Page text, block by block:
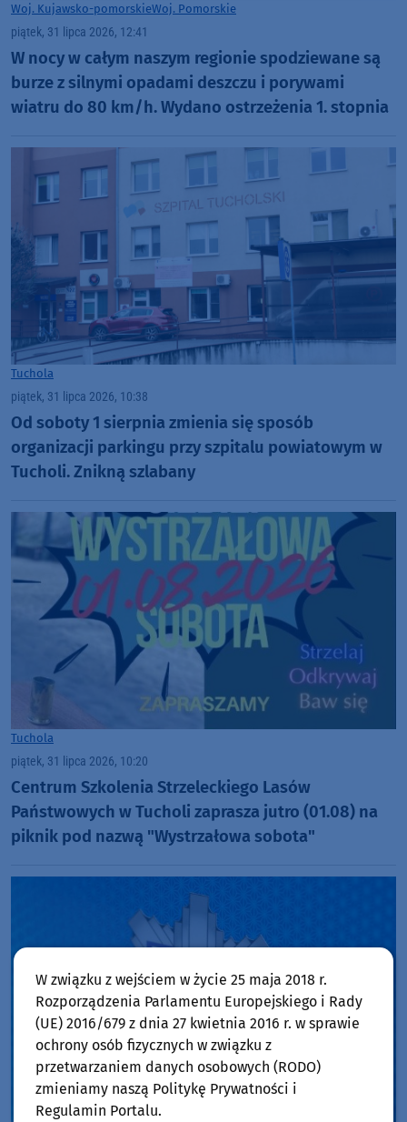
Woj. Kujawsko-pomorskieWoj. Pomorskie
piątek, 31 lipca 2026, 12:41
W nocy w całym naszym regionie spodziewane są
burze z silnymi opadami deszczu i porywami
wiatru do 80 km/h. Wydano ostrzeżenia 1. stopnia
Tuchola
piątek, 31 lipca 2026, 10:38
Od soboty 1 sierpnia zmienia się sposób
organizacji parkingu przy szpitalu powiatowym w
Tucholi. Znikną szlabany
Tuchola
piątek, 31 lipca 2026, 10:20
Centrum Szkolenia Strzeleckiego Lasów
Państwowych w Tucholi zaprasza jutro (01.08) na
piknik pod nazwą "Wystrzałowa sobota"
W związku z wejściem w życie 25 maja 2018 r.
Rozporządzenia Parlamentu Europejskiego i Rady
(UE) 2016/679 z dnia 27 kwietnia 2016 r. w sprawie
ochrony osób fizycznych w związku z
przetwarzaniem danych osobowych (RODO)
zmieniamy naszą Politykę Prywatności i
Regulamin Portalu.